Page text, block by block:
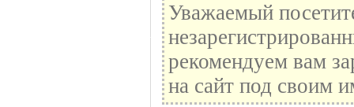
Уважаемый
рекомендуем вам
на сайт под своим